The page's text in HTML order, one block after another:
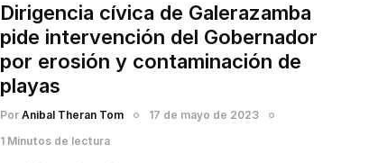
Dirigencia cívica de Galerazamba
pide intervención del Gobernador
por erosión y contaminación de
playas
Por Anibal Theran Tom
17 de mayo de 2023
1 Minutos de lectura